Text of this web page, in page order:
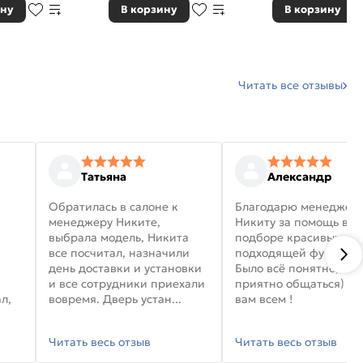
В корзину В корзину
Читать все отзывы
Татьяна
Обратилась в салоне к
менеджеру Никите,
выбрала модель, Никита
все посчитал, назначили
день доставки и установки
и все сотрудники приехали
вовремя. Дверь устан...
Читать весь отзыв
Александр
Благодарю
Никиту за помощь в
подборе красивых
подходящей
Было всё понятно, и
приятно общаться)
вам всем !
Читать весь отзыв